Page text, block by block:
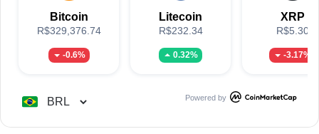
Bitcoin
R$329,376.74
-0.6%
Litecoin
R$232.34
0.32%
XRP
R$5.30
-3.17%
Powered by